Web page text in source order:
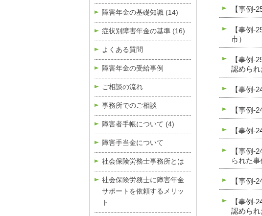
【事例-
【事例-
市）
【事例-
認められ
【事例-
【事例-
【事例-
【事例-
られた事
【事例-
【事例-
認められ
障害年金の基礎知識 (14)
症状別障害年金の基準 (16)
よくある質問
障害年金の受給事例
ご相談の流れ
事務所でのご相談
障害者手帳について (4)
障害手当金について
社会保険労務士事務所とは
社会保険労務士に障害年金
サポートを依頼するメリッ
ト